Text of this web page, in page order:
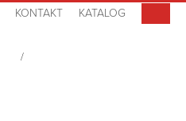
KONTAKT KATALOG